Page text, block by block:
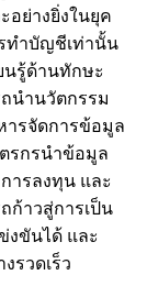
อย่างยิ่งในยุค
ทำบัญชีเท่านั้น
นรู้ด้านทักษะ
นำนวัตกรรม
ารจัดการข้อมูล
ตรกรนำข้อมูล
ารลงทุน และ
ก้าวสู่การเป็น
งขันได้ และ
รวดเร็ว